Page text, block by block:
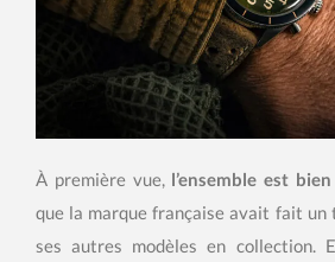
À première vue, l’ensemble est
que la marque française avait fait un
ses autres modèles en collection.